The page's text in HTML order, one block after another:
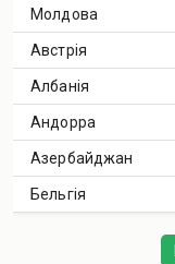
Молдова
Австрія
Албанія
Андорра
Азербайджан
Бельгія